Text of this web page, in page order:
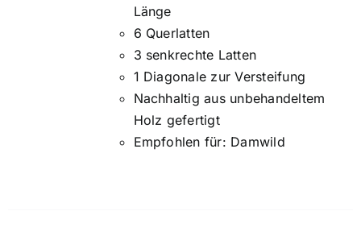
Länge
6 Querlatten
3 senkrechte Latten
1 Diagonale zur Versteifung
Nachhaltig aus unbehandeltem
Holz gefertigt
Empfohlen für: Damwild